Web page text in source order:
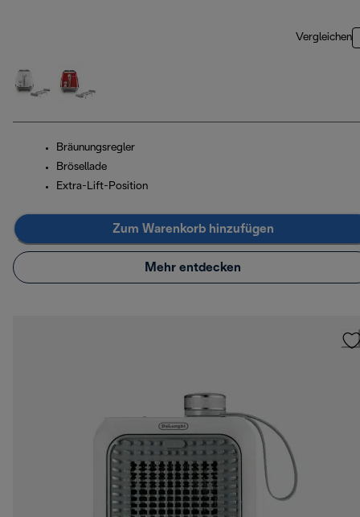
Vergleichen
Bräunungsregler
Brösellade
Extra-Lift-Position
Zum Warenkorb hinzufügen
Mehr entdecken